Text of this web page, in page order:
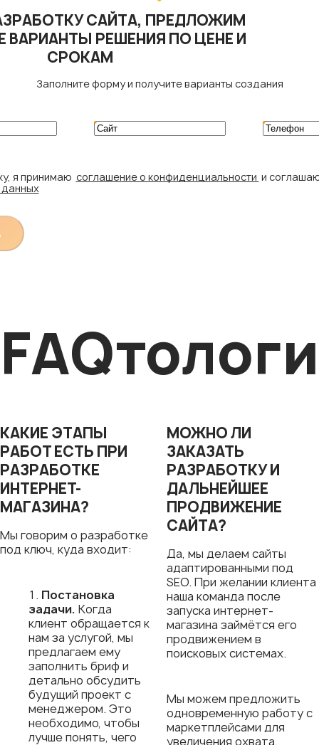
САЙТА, ПРЕДЛОЖИМ
ВАРИАНТЫ РЕШЕНИЯ ПО ЦЕНЕ И
СРОКАМ
Заполните форму и получите варианты создания
я принимаю соглашение о конфиденциальности и
КАКИЕ ЭТАПЫ
РАБОТ ЕСТЬ ПРИ
РАЗРАБОТКЕ
ИНТЕРНЕТ-
МАГАЗИНА?
Мы говорим о разработке
под ключ, куда входит:
Постановка
задачи. Когда
клиент обращается к
нам за услугой, мы
предлагаем ему
заполнить бриф и
детально обсудить
будущий проект с
менеджером. Это
необходимо, чтобы
лучше понять, чего
МОЖНО ЛИ
ЗАКАЗАТЬ
РАЗРАБОТКУ И
ДАЛЬНЕЙШЕЕ
ПРОДВИЖЕНИЕ
САЙТА?
Да, мы делаем сайты
адаптированными под
SEO. При желании клиента
наша команда после
запуска интернет-
магазина займётся его
продвижением в
поисковых системах.
Мы можем предложить
одновременную работу с
маркетплейсами для
увеличения охвата,